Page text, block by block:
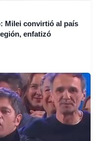
Milei convirtió al país
enfatizó